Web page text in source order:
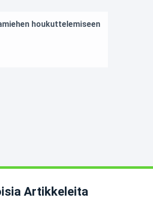
Kaisenissa, mutta ei
Artikkeleita